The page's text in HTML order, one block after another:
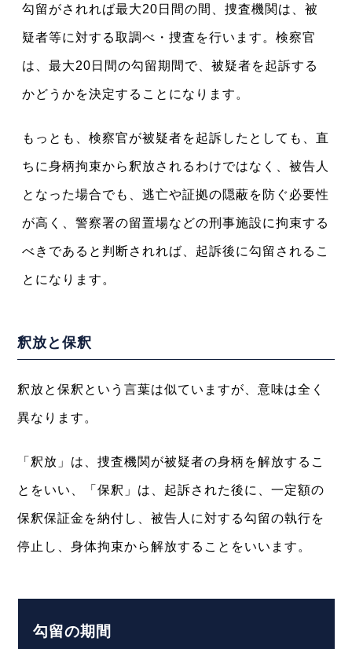
勾留がされれば最大20日間の間、捜査機関は、被
疑者等に対する取調べ・捜査を行います。検察官
は、最大20日間の勾留期間で、被疑者を起訴する
かどうかを決定することになります。
もっとも、検察官が被疑者を起訴したとしても、直
ちに身柄拘束から釈放されるわけではなく、被告人
となった場合でも、逃亡や証拠の隠蔽を防ぐ必要性
が高く、警察署の留置場などの刑事施設に拘束する
べきであると判断されれば、起訴後に勾留されるこ
とになります。
釈放と保釈
釈放と保釈という言葉は似ていますが、意味は全く
異なります。
「釈放」は、捜査機関が被疑者の身柄を解放するこ
とをいい、「保釈」は、起訴された後に、一定額の
保釈保証金を納付し、被告人に対する勾留の執行を
停止し、身体拘束から解放することをいいます。
勾留の期間